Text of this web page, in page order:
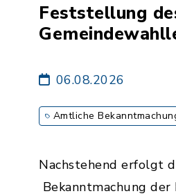
Feststellung
06.08.2026
Amtliche
Nachstehend erfolgt
Bekanntmachung